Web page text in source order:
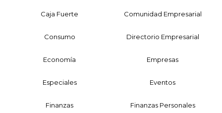
Caja Fuerte Comunidad Empresarial
Consumo Directorio Empresarial
Economía Empresas
Especiales Eventos
Finanzas Finanzas Personales